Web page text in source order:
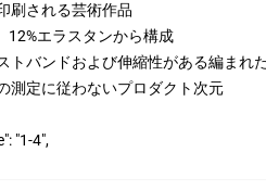
刷される芸術作品
12%エラスタンから構成
トバンドおよび伸縮性がある編まれ
測定に従わないプロダクト次元
"1-4",